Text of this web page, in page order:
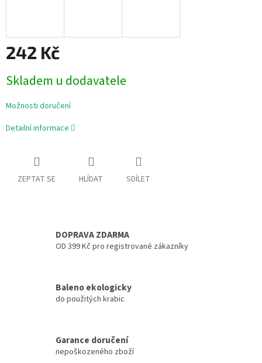
242 Kč
cena:
Skladem u dodavatele
Možnosti doručení
Detailní informace
ZEPTAT SE HLÍDAT SDÍLET
DOPRAVA ZDARMA
OD 399 Kč pro registrované zákazníky
Baleno ekologicky
do použitých krabic
Garance doručení
nepoškozeného zboží